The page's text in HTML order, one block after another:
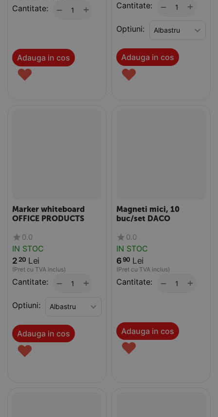
Cantitate: +
−
Adauga in cos
♥
Cantitate:
+
−
Optiuni:
Adauga in cos
♥
Marker whiteboard
OFFICE PRODUCTS
0.0
IN STOC
2 20 Lei
(Pret cu TVA inclus)
Cantitate: +
−
Optiuni:
Adauga in cos
♥
Magneti mici, 10
buc/set DACO
0.0
IN STOC
690 Lei
(Pret cu TVA inclus)
Cantitate: +
−
Adauga in cos
♥